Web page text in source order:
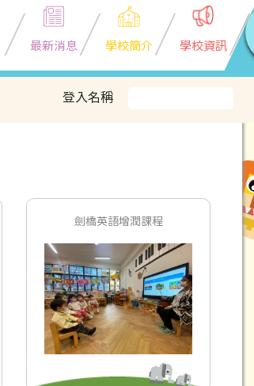
最新消息 學校簡介 學校資訊
登入名稱
劍橋英語增潤課程